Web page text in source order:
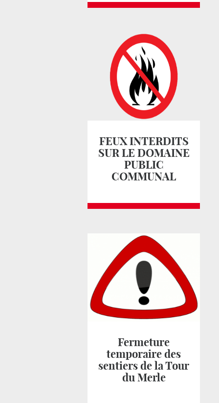
FEUX INTERDITS
SUR LE DOMAINE
PUBLIC
COMMUNAL
Fermeture
temporaire des
sentiers de la Tour
du Merle